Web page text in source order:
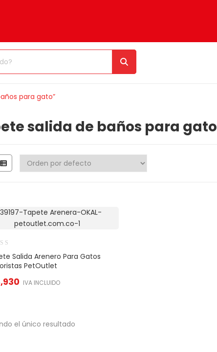
para gato”
salida de baños para gato
Salida Arenero Para Gatos
PetOutlet
IVA INCLUIDO
el único resultado